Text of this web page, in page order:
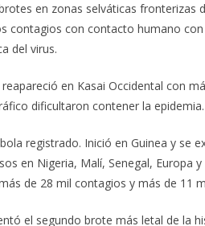
en zonas selváticas fronterizas
contagios con contacto humano
del virus.
en Kasai Occidental con
dificultaron contener la epidemia.
registrado. Inició en Guinea y se
en Nigeria, Malí, Senegal, Europa y
de 28 mil contagios y más de 11
el segundo brote más letal de la